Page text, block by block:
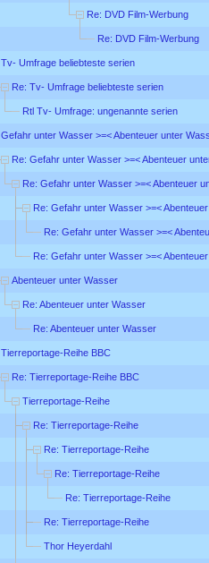
Re: DVD Film-Werbung
Re: DVD Film-Werbung
Tv- Umfrage beliebteste serien
Re: Tv- Umfrage beliebteste serien
Rtl Tv- Umfrage: ungenannte serien
Gefahr unter Wasser >=< Abenteuer unter
Re: Gefahr unter Wasser >=< Abenteuer
Re: Gefahr unter Wasser >=< Abenteuer
Re: Gefahr unter Wasser >=<
Re: Gefahr unter Wasser >=<
Re: Gefahr unter Wasser >=<
Abenteuer unter Wasser
Re: Abenteuer unter Wasser
Re: Abenteuer unter Wasser
Tierreportage-Reihe BBC
Re: Tierreportage-Reihe BBC
Tierreportage-Reihe
Re: Tierreportage-Reihe
Re: Tierreportage-Reihe
Re: Tierreportage-Reihe
Re: Tierreportage-Reihe
Re: Tierreportage-Reihe
Thor Heyerdahl